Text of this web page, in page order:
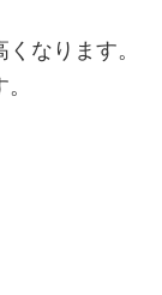
なります。